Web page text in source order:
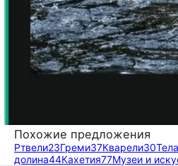
Похожие предложения
Ртвели23Греми37Кварели30
долина44Кахетия77Музеи и